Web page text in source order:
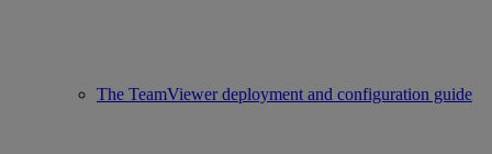
The TeamViewer deployment and configuration guide